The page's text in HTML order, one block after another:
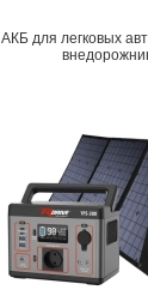
АКБ для легковых